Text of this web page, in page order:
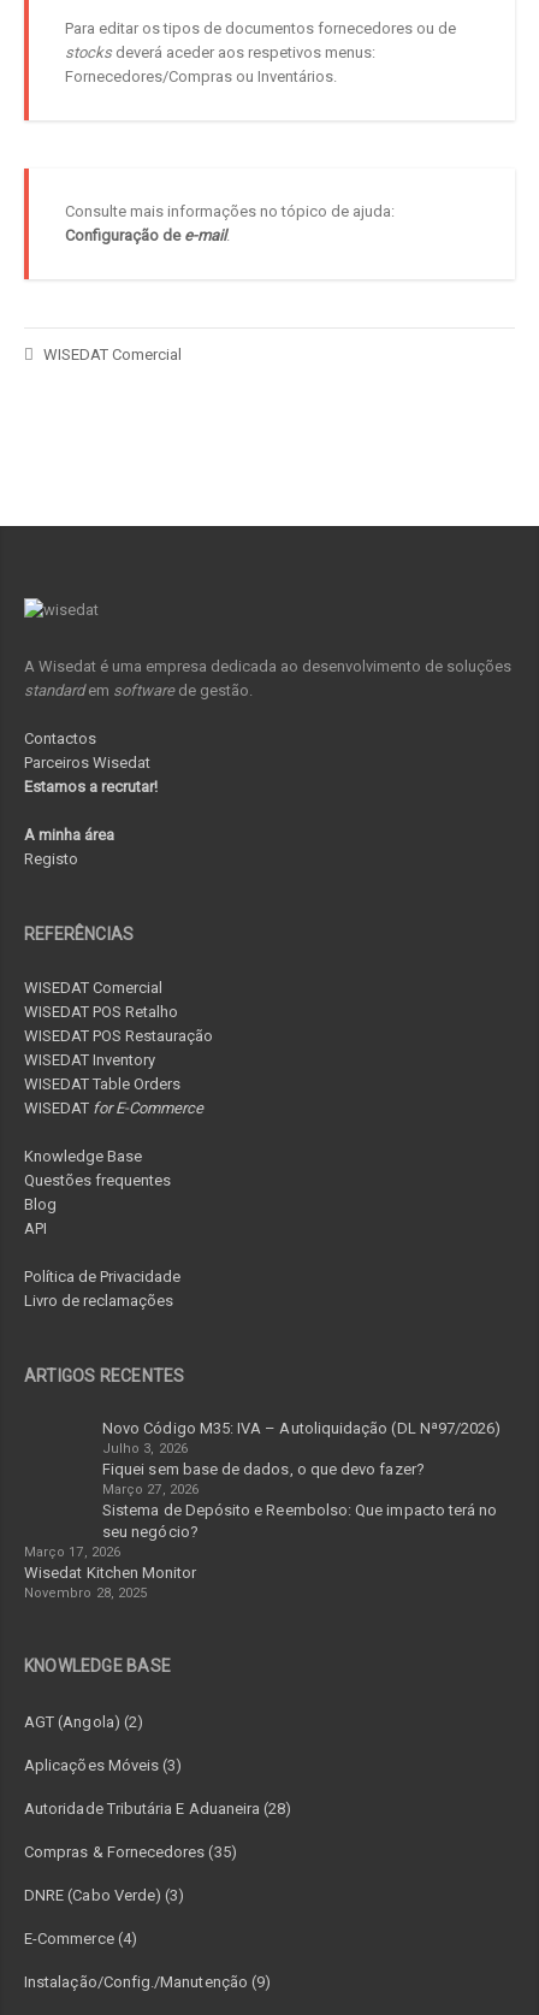
Para editar os tipos de documentos fornecedores ou de
stocksdeverá aceder aos respetivos menus:
Fornecedores/Compras ou Inventários.
Consulte mais informações no tópico de ajuda:
Configuração de e-mail.
WISEDAT Comercial
A Wisedat é uma empresa dedicada ao desenvolvimento de soluções
standardem softwarede gestão.
Contactos
Parceiros Wisedat
Estamos a recrutar!
A minha área
Registo
REFERÊNCIAS
WISEDAT Comercial
WISEDAT POS Retalho
WISEDAT POS Restauração
WISEDAT Inventory
WISEDAT Table Orders
WISEDAT for E-Commerce
Knowledge Base
Questões frequentes
Blog
API
Política de Privacidade
Livro de reclamações
ARTIGOS RECENTES
Novo Código M35: IVA – Autoliquidação (DL Nª97/2026)
Julho 3, 2026
Fiquei sem base de dados, o que devo fazer?
Março 27, 2026
Sistema de Depósito e Reembolso: Que impacto terá no
seu negócio?
Março 17, 2026
Wisedat Kitchen Monitor
Novembro 28, 2025
KNOWLEDGE BASE
AGT (Angola) (2)
Aplicações Móveis (3)
Autoridade Tributária E Aduaneira (28)
Compras & Fornecedores (35)
DNRE (Cabo Verde) (3)
E-Commerce (4)
Instalação/Config./Manutenção (9)